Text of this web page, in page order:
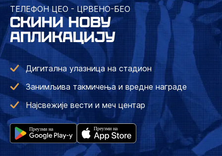
ТЕЛЕФОН ЦЕО - ЦРВЕНО-БЕО
СКИНИ НОВУ
АПЛИКАЦИЈУ
Дигитална улазница на стадион
Занимљива такмичења и вредне награде
Најсвежије вести и меч центар